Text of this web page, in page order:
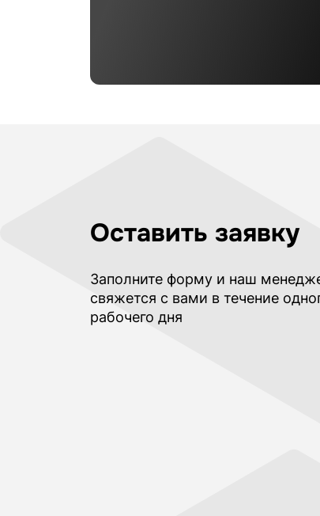
Оставить заявку
Заполните форму и наш
свяжется с вами в течение
рабочего дня